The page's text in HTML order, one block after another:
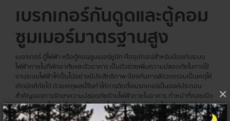
×
เบรกเกอร์กันดูดและตู้คอม
ซูมเมอร์มาตรฐานสูง
เบรกเกอร์ ตู้ไฟฟ้า หรือตู้คอนซูมเมอร์ยูนิท คืออุปกรณ์สำหรับป้องกันระบบ
ไฟฟ้าภายในที่พักอาศัยและตัวอาคาร เป็นตัวช่วยเพิ่มความปลอดภัยในการใช้
งานระบบไฟฟ้าให้เป็นไปอย่างมีประสิทธิภาพ ป้องกันการลัดวงจรจนเป็นเหตุให้
เกิดอัคคีภัยได้ ด้วยเหตุผลนี้จึงทำให้การติดตั้งเบรกเกอร์เป็นองค์ประกอบ
สำคัญของการรักษาความปลอดภัยด้านไฟฟ้าภายในอาคาร ทำหน้าที่คอยเปิด
และปิดกระแสไฟฟ้าเมื่อมีการใช้กระแสไฟฟ้าที่สูงมากจนเกินไป หรือกรณีที่เกิด
ไฟฟ้าลัดวงจร จึงต้องทำการเลือกอุปกรณ์ให้เหมาะสมสำหรับการใช้งานจริง